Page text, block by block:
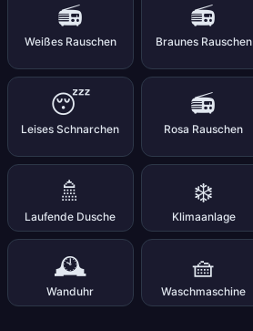
📻
Weißes Rauschen
📻
Braunes Rauschen
😴
Leises Schnarchen
📻
Rosa Rauschen
🚿
Laufende Dusche
❄️
Klimaanlage
🕰️
Wanduhr
🧺
Waschmaschine